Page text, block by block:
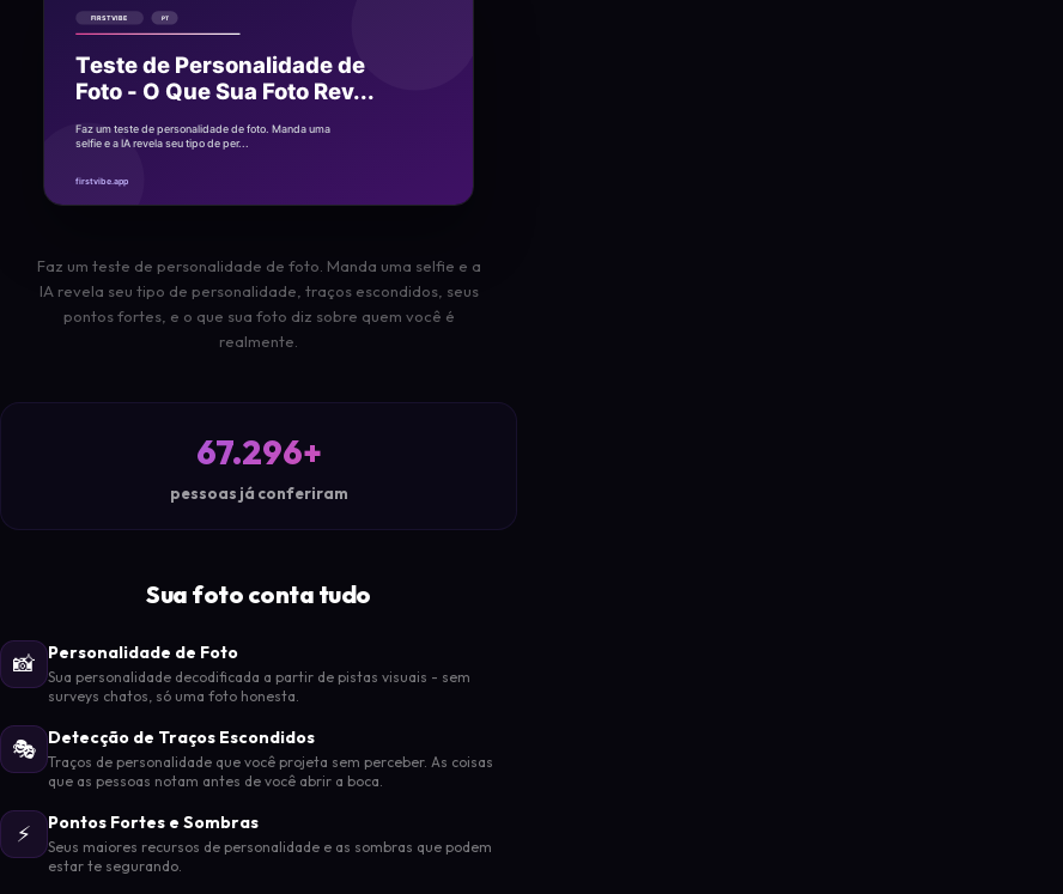
Faz um teste de personalidade de foto. Manda uma selfie e a
IA revela seu tipo de personalidade, traços escondidos, seus
pontos fortes, e o que sua foto diz sobre quem você é
realmente.
67.296+
pessoas já conferiram
Sua foto conta tudo
📸 Personalidade de Foto
Sua personalidade decodificada a partir de pistas visuais - sem
surveys chatos, só uma foto honesta.
🎭 Detecção de Traços Escondidos
Traços de personalidade que você projeta sem perceber. As coisas
que as pessoas notam antes de você abrir a boca.
⚡ Pontos Fortes e Sombras
Seus maiores recursos de personalidade e as sombras que podem
estar te segurando.